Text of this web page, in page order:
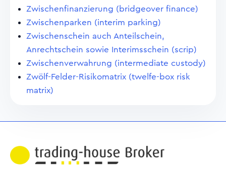
Zwischenfinanzierung (bridgeover finance)
Zwischenparken (interim parking)
Zwischenschein auch Anteilschein,
Anrechtschein sowie Interimsschein (scrip)
Zwischenverwahrung (intermediate custody)
Zwölf-Felder-Risikomatrix (twelfe-box risk
matrix)